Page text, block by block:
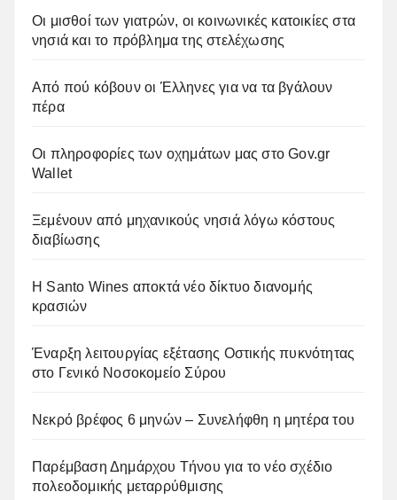
Οι μισθοί των γιατρών, οι κοινωνικές κατοικίες στα
νησιά και το πρόβλημα της στελέχωσης
Από πού κόβουν οι Έλληνες για να τα βγάλουν
πέρα
Οι πληροφορίες των οχημάτων μας στο Gov.gr
Wallet
Ξεμένουν από μηχανικούς νησιά λόγω κόστους
διαβίωσης
Η Santo Wines αποκτά νέο δίκτυο διανομής
κρασιών
Έναρξη λειτουργίας εξέτασης Οστικής πυκνότητας
στο Γενικό Νοσοκομείο Σύρου
Νεκρό βρέφος 6 μηνών – Συνελήφθη η μητέρα του
Παρέμβαση Δημάρχου Τήνου για το νέο σχέδιο
πολεοδομικής μεταρρύθμισης